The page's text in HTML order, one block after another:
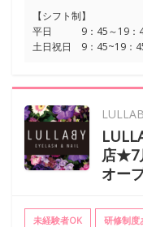
【シフト制】
平日 9：45～19：45
土日祝日 9：45~19：
店★7
オー
未経験者OK 研修制度